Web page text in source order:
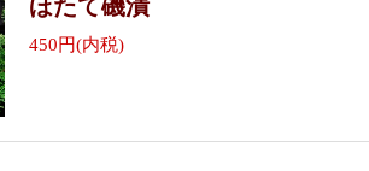
ほたて磯漬
450円(内税)